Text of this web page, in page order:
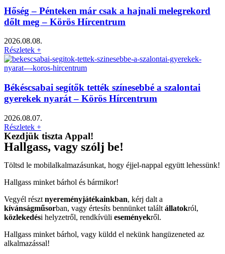
Hőség – Pénteken már csak a hajnali melegrekord
dőlt meg – Körös Hírcentrum
2026.08.08.
Részletek +
Békéscsabai segítők tették színesebbé a szalontai
gyerekek nyarát – Körös Hírcentrum
2026.08.07.
Részletek +
Kezdjük tiszta Appal!
Hallgass, vagy szólj be!
Töltsd le mobilalkalmazásunkat, hogy éjjel-nappal együtt lehessünk!
Hallgass minket bárhol és bármikor!
Vegyél részt nyereményjátékainkban, kérj dalt a
kívánságműsorban, vagy értesíts bennünket talált állatokról,
közlekedési helyzetről, rendkívüli eseményekről.
Hallgass minket bárhol, vagy küldd el nekünk hangüzeneted az
alkalmazással!